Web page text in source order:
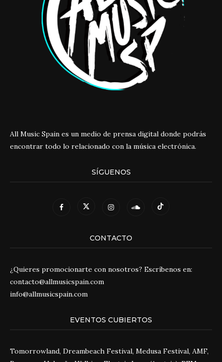
All Music Spain es un medio de prensa digital donde podrás
encontrar todo lo relacionado con la música electrónica.
SÍGUENOS
CONTACTO
¿Quieres promocionarte con nosotros? Escríbenos en:
contacto@allmusicspain.com
info@allmusicspain.com
EVENTOS CUBIERTOS
Tomorrowland, Dreambeach Festival, Medusa Festival, AMF,